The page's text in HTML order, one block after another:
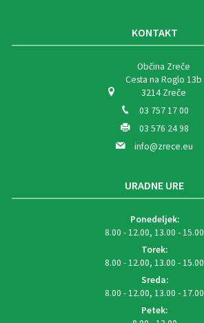
KONTAKT
Občina Zreče
Cesta na Roglo 13b
3214 Zreče
03 757 17 00
03 576 24 98
info@zrece.eu
URADNE URE
Ponedeljek:
8.00 - 12.00, 13.00 - 15.00
Torek:
8.00 - 12.00, 13.00 - 15.00
Sreda:
8.00 - 12.00, 13.00 - 17.00
Petek: